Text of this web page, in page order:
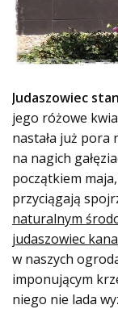
Judaszowiec
jego różowe
nastała już pora
na nagich
początkiem
przyciągają
naturalnym
judaszowiec
w naszych
imponującym
niego nie lada